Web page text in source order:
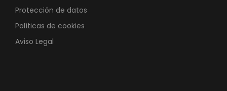
Protección de datos
Políticas de cookies
Aviso Legal